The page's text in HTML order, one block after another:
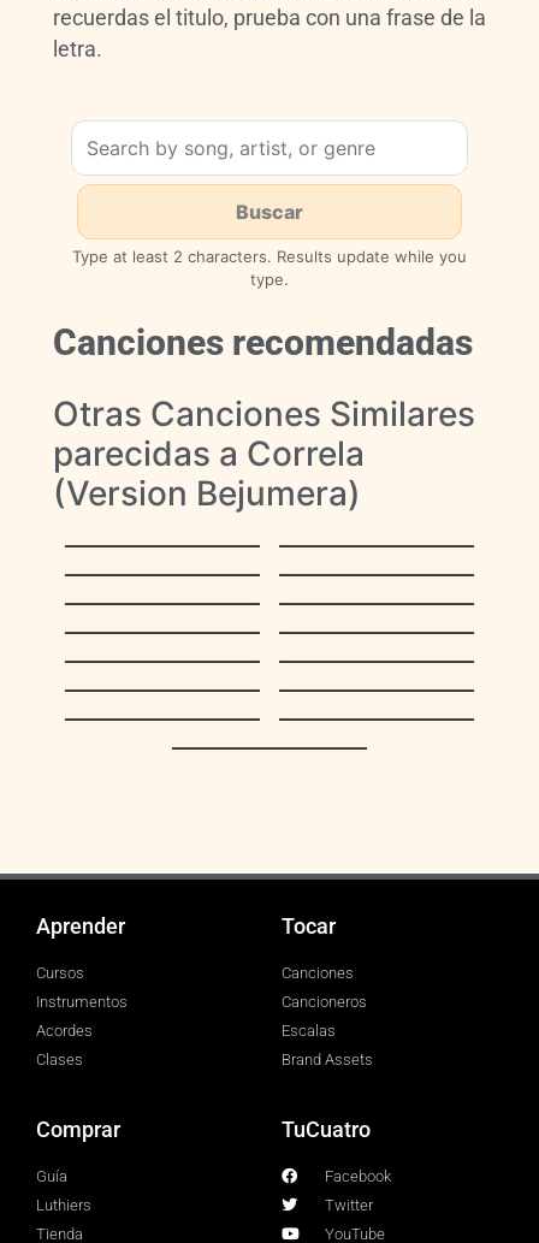
recuerdas el titulo, prueba con una frase de la
letra.
Type at least 2 characters. Results update while you
type.
Canciones recomendadas
Otras Canciones Similares
parecidas a Correla
(Version Bejumera)
Tucusito
doce
Cantemos
La Barca de Oro
Casta Paloma
Burrito Sabanero
El Niño del Ávila
Falconiano
ofrecí
pesebre
Qué gran tradición
Nicolás?
Callao
Carupanero
Espléndida noche
Aprender
Cursos
Instrumentos
Acordes
Clases
Tocar
Canciones
Cancioneros
Escalas
Brand Assets
Comprar
Guía
Luthiers
Tienda
TuCuatro
Facebook
Twitter
YouTube